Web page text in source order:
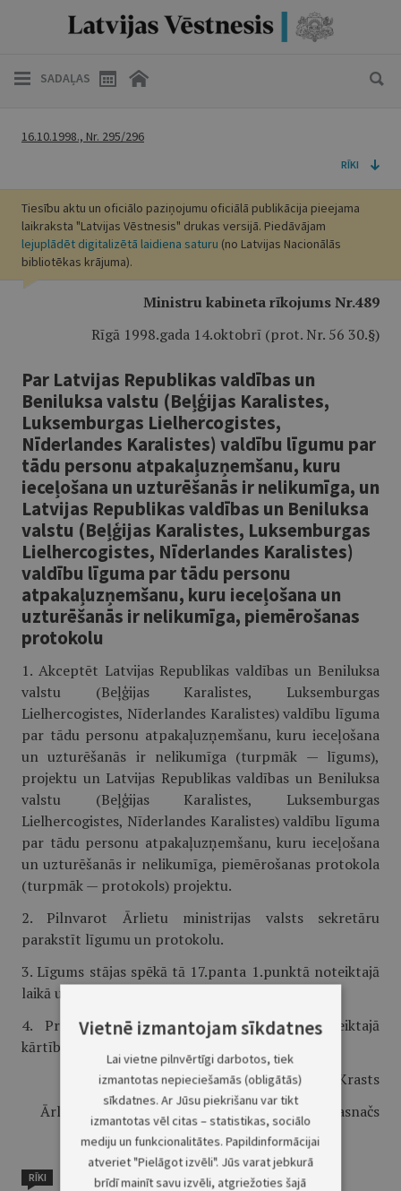
SADAĻAS
16.10.1998., Nr. 295/296
RĪKI
Tiesību aktu un oficiālo paziņojumu oficiālā publikācija pieejama
laikraksta "Latvijas Vēstnesis" drukas versijā. Piedāvājam
lejuplādēt digitalizētā laidiena saturu (no Latvijas Nacionālās
bibliotēkas krājuma).
Ministru kabineta rīkojums Nr.489
Rīgā 1998.gada 14.oktobrī (prot. Nr. 56 30.§)
Par Latvijas Republikas valdības un
Beniluksa valstu (Beļģijas Karalistes,
Luksemburgas Lielhercogistes,
Nīderlandes Karalistes) valdību līgumu par
tādu personu atpakaļuzņemšanu, kuru
ieceļošana un uzturēšanās ir nelikumīga, un
Latvijas Republikas valdības un Beniluksa
valstu (Beļģijas Karalistes, Luksemburgas
Lielhercogistes, Nīderlandes Karalistes)
valdību līguma par tādu personu
atpakaļuzņemšanu, kuru ieceļošana un
uzturēšanās ir nelikumīga, piemērošanas
protokolu
1. Akceptēt Latvijas Republikas valdības un Beniluksa
valstu (Beļģijas Karalistes, Luksemburgas
Lielhercogistes, Nīderlandes Karalistes) valdību līguma
par tādu personu atpakaļuzņemšanu, kuru ieceļošana
un uzturēšanās ir nelikumīga (turpmāk — līgums),
projektu un Latvijas Republikas valdības un Beniluksa
valstu (Beļģijas Karalistes, Luksemburgas
Lielhercogistes, Nīderlandes Karalistes) valdību līguma
par tādu personu atpakaļuzņemšanu, kuru ieceļošana
un uzturēšanās ir nelikumīga, piemērošanas protokola
(turpmāk — protokols) projektu.
2. Pilnvarot Ārlietu ministrijas valsts sekretāru
parakstīt līgumu un protokolu.
3. Līgums stājas spēkā tā 17.panta 1.punktā noteiktajā
laikā un kārtībā.
4. Protokols stājas spēkā tā 8.punktā noteiktajā
kārtībā.
Ministru prezidents G.Krasts
Ārlietu ministra vietā —tieslietu ministrs Dz.Rasnačs
RĪKI
Vietnē izmantojam sīkdatnes
Lai vietne pilnvērtīgi darbotos, tiek
izmantotas nepieciešamās (obligātās)
sīkdatnes. Ar Jūsu piekrišanu var tikt
izmantotas vēl citas – statistikas, sociālo
mediju un funkcionalitātes. Papildinformācijai
atveriet "Pielāgot izvēli". Jūs varat jebkurā
brīdī mainīt savu izvēli, atgriežoties šajā